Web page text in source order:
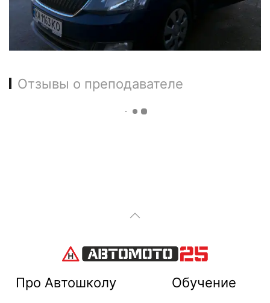
Отзывы о преподавателе
Про Автошколу Обучение